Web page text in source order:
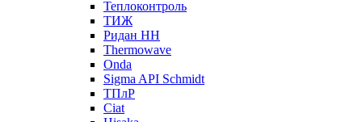
Теплоконтроль
ТИЖ
Ридан НН
Thermowave
Onda
Sigma API Schmidt
ТПлР
Ciat